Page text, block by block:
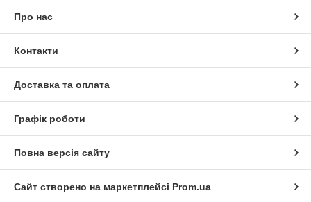
Про нас
Контакти
Доставка та оплата
Графік роботи
Повна версія сайту
Сайт створено на маркетплейсі Prom.ua